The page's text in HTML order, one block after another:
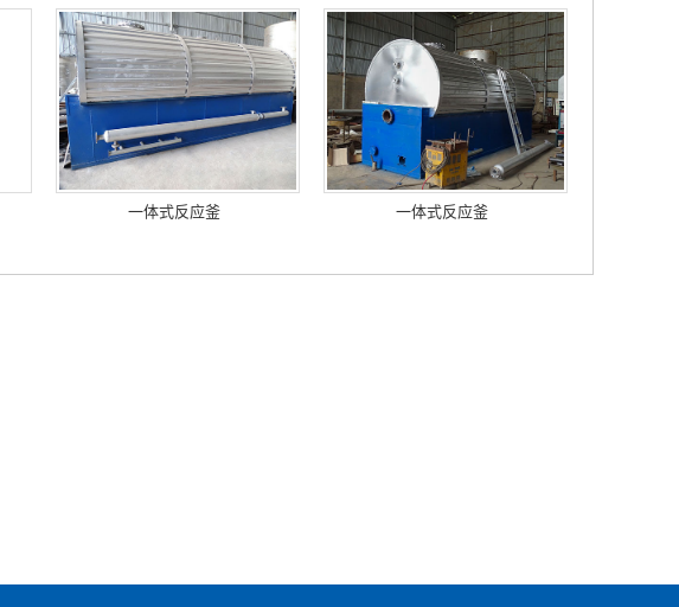
一体式反应釜 一体式反应釜